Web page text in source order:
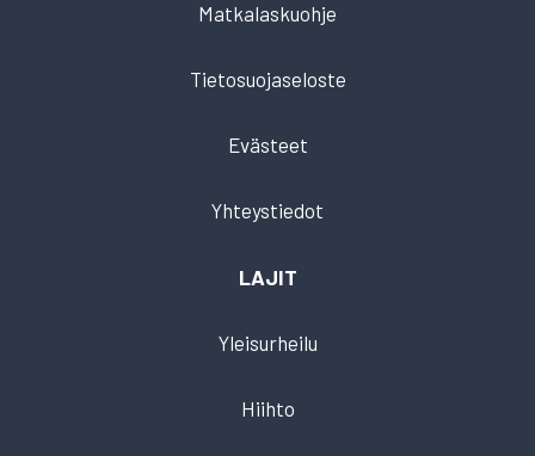
Matkalaskuohje
Tietosuojaseloste
Evästeet
Yhteystiedot
LAJIT
Yleisurheilu
Hiihto